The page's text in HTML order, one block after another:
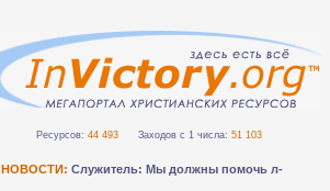
Ресурсов: 44 493 Заходов с 1 числа: 51 103
НОВОСТИ: Служитель: Мы должны помочь людям бе_